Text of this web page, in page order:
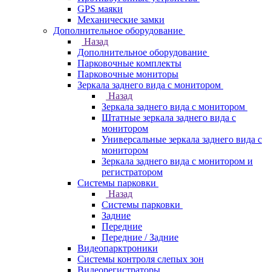
GPS маяки
Механические замки
Дополнительное оборудование
Назад
Дополнительное оборудование
Парковочные комплекты
Парковочные мониторы
Зеркала заднего вида с монитором
Назад
Зеркала заднего вида с монитором
Штатные зеркала заднего вида с
монитором
Универсальные зеркала заднего вида с
монитором
Зеркала заднего вида с монитором и
регистратором
Системы парковки
Назад
Системы парковки
Задние
Передние
Передние / Задние
Видеопарктроники
Системы контроля слепых зон
Видеорегистраторы